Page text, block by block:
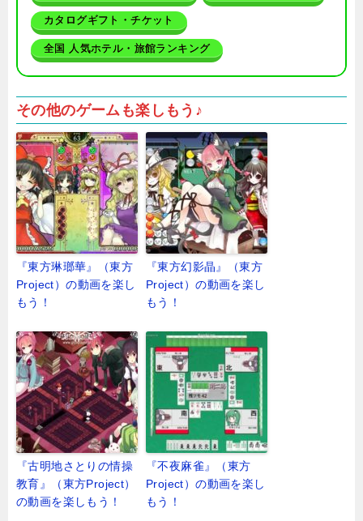
カタログギフト・チケット
全国 人気ホテル・旅館ランキング
その他のゲームも楽しもう♪
『東方琳瑯華』（東方
Project）の動画を楽し
もう！
『東方幻影晶』（東方
Project）の動画を楽し
もう！
『古明地さとりの情操
教育』（東方Project）
の動画を楽しもう！
『不夜麻雀』（東方
Project）の動画を楽し
もう！